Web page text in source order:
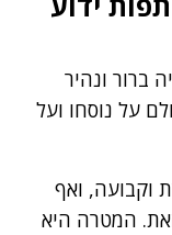
ברור ונהיר
על נוסחו ועל
וקבועה, ואף
המטרה היא